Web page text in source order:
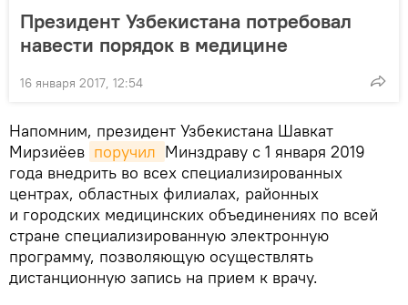
Президент Узбекистана потребовал
навести порядок в медицине
16 января 2017, 12:54
Напомним, президент Узбекистана Шавкат
Мирзиёев поручил Минздраву с 1 января 2019
года внедрить во всех специализированных
центрах, областных филиалах, районных
и городских медицинских объединениях по всей
стране специализированную электронную
программу, позволяющую осуществлять
дистанционную запись на прием к врачу.